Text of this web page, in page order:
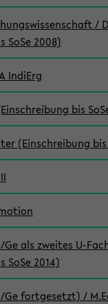
/
SoSe 2008)
IndiErg
bis
(Einschreibung bis
als zweites U-
SoSe 2014)
Ge fortgesetzt) /